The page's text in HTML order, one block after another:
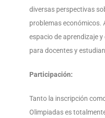
diversas perspectivas
problemas económicos.
espacio de aprendizaje
para docentes y
Participación:
Tanto la inscripción
Olimpiadas es